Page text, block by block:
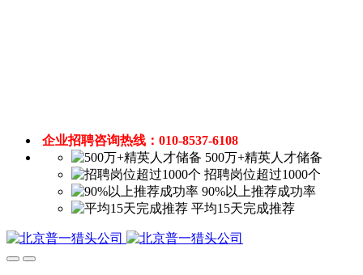
企业招聘咨询热线：010-8537-6108
500万+精英人才储备
招聘岗位超过1000个
90%以上推荐成功率
平均15天完成推荐